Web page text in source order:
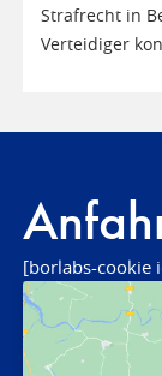
Strafrecht in
Verteidiger
[borlabs-cookie